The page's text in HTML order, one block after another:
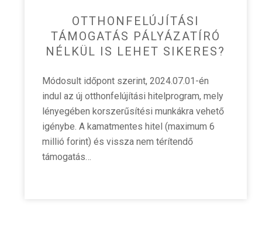
OTTHONFELÚJÍTÁSI
TÁMOGATÁS PÁLYÁZATÍRÓ
NÉLKÜL IS LEHET SIKERES?
Módosult időpont szerint, 2024.07.01-én
indul az új otthonfelújítási hitelprogram, mely
lényegében korszerűsítési munkákra vehető
igénybe. A kamatmentes hitel (maximum 6
millió forint) és vissza nem térítendő
támogatás…